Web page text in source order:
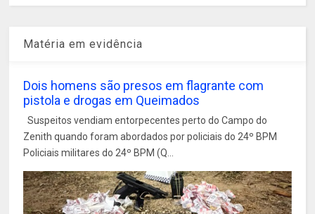
Matéria em evidência
Dois homens são presos em flagrante com
pistola e drogas em Queimados
Suspeitos vendiam entorpecentes perto do Campo do
Zenith quando foram abordados por policiais do 24º BPM
Policiais militares do 24º BPM (Q...